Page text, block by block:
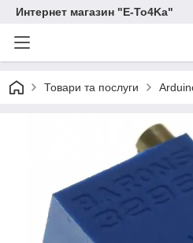
Интернет магазин "E-To4Ka"
Товари та послуги